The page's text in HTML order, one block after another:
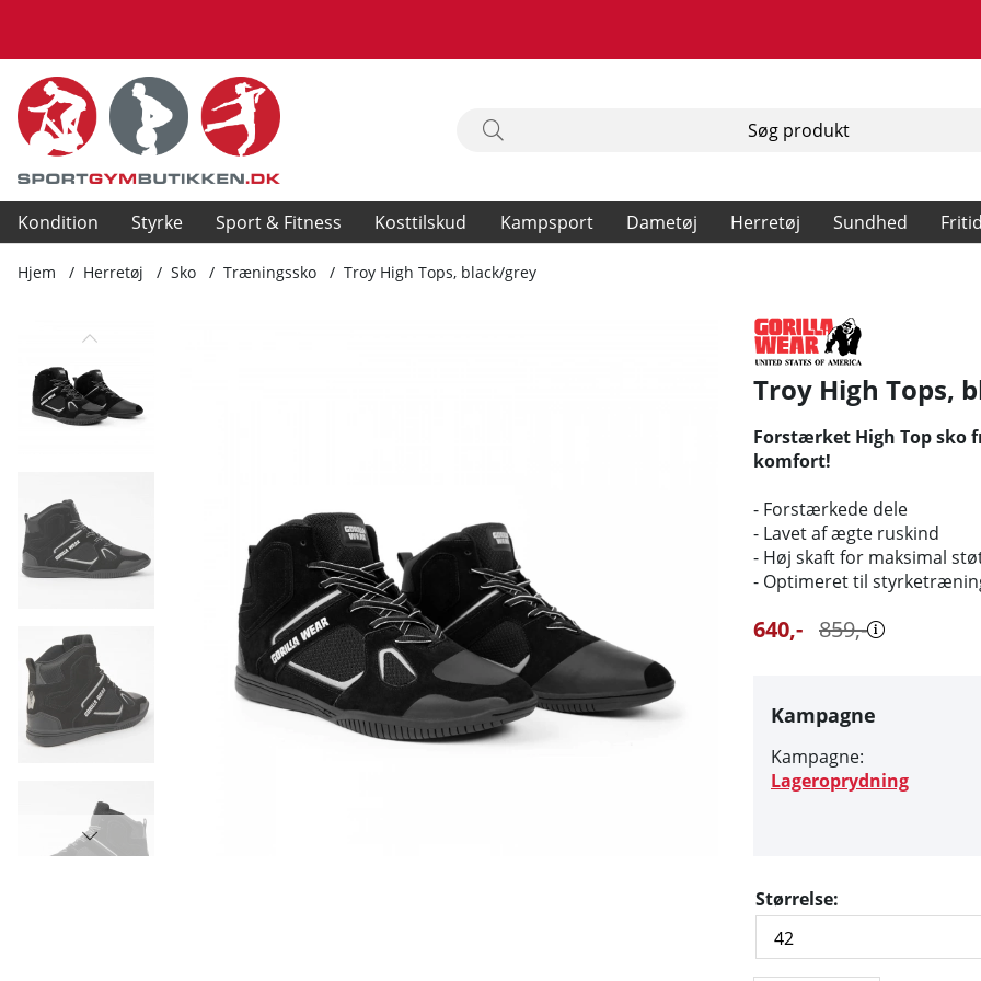
Kondition Styrke Sport & Fitness Kosttilskud Kampsport Dametøj Herretøj Sundhed Fritid
Hjem Herretøj Sko Træningssko Troy High Tops, black/grey
Produktbilleder Troy High Tops, black/grey
Troy High Tops,
Forstærket High Top sko
komfort!
- Forstærkede dele
- Lavet af ægte ruskind
- Høj skaft for maksimal
- Optimeret til
859,-
640,-
Kampagne
Kampagne:
Lageroprydning
Størrelse: